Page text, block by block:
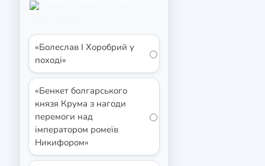
«Болеслав I Хоробрий у
поході»
«Бенкет болгарського
князя Крума з нагоди
перемоги над
імператором ромеїв
Никифором»